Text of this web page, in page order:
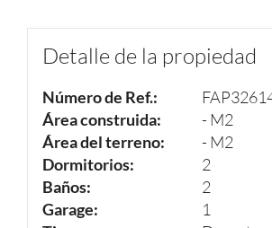
Detalle de la propiedad
Número de Ref.:
Área construida:
- M2
Área del terreno:
- M2
Dormitorios:
2
Baños:
2
Garage:
1